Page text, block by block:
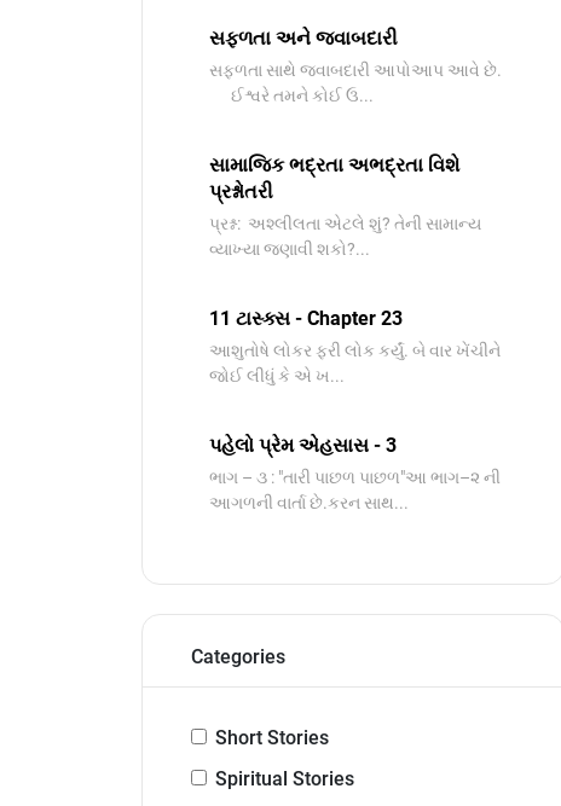
સફળતા અને જવાબદારી
સફળતા સાથે જવાબદારી આપોઆપ આવે છે.
ઈશ્વરે તમને કોઈ ઉ...
સામાજિક ભદ્રતા અભદ્રતા વિશે
પ્રશ્નોતરી
પ્રશ્ન: અશ્લીલતા એટલે શું? તેની સામાન્ય
વ્યાખ્યા જણાવી શકો?...
11 ટાસ્ક્સ - Chapter 23
આશુતોષે લોકર ફરી લોક કર્યું. બે વાર ખેંચીને
જોઈ લીધું કે એ ખ...
પહેલો પ્રેમ એહસાસ - 3
ભાગ – ૩ : "તારી પાછળ પાછળ"આ ભાગ–૨ ની
આગળની વાર્તા છે.કરન સાથ...
Categories
Short Stories
Spiritual Stories